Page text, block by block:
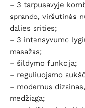
– 3 tarpusavyje
sprando, viršutinės
dalies srities;
– 3 intensyvumo
masažas;
– šildymo funkcija;
– reguliuojamo
– modernus
medžiaga;